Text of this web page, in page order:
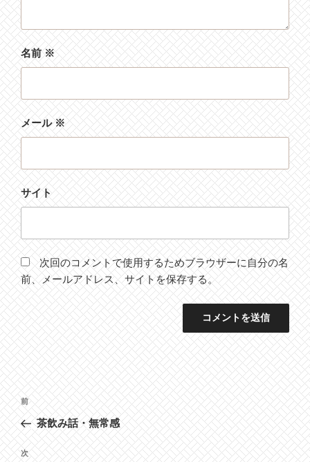
名前※
メール※
サイト
次回のコメントで使用するためブラウザーに自分の名
前、メールアドレス、サイトを保存する。
投
稿
ナ
ビ
前
の
投
稿
前
茶飲み話・無常感
次
次